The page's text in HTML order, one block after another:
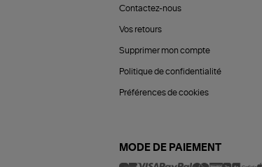
Contactez-nous
Vos retours
Supprimer mon compte
Politique de confidentialité
Préférences de cookies
MODE DE PAIEMENT